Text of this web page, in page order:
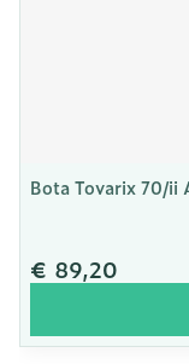
Bota Tovarix 70/ii
€ 89,20